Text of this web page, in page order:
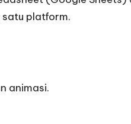
satu platform.
animasi.